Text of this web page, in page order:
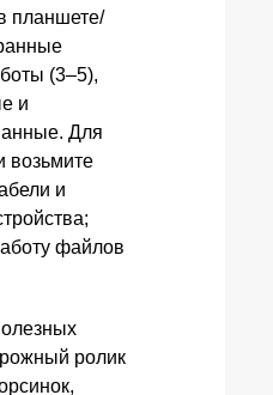
планшете/
(3–5),
и
Для
возьмите
и
файлов
ролик